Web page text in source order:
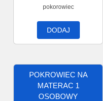
pokorowiec
DODAJ
POKROWIEC NA
MATERAC 1
OSOBOWY